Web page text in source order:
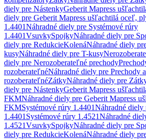
diely pre NástenkyGeberit Mapress
diely pre Geberit Mapress ušľachtilá oceľ,
1.4401Náhradné diely pre Systémové rúry
1.4401VsuvkySpojkyNáhradné diely pre
diely pre RedukcieKolenáNáhradné diely
kusyNáhradné diely pre T-kusy
diely pre Nerozoberateľné prechody
rozoberateľnéNáhradné diely pre Prechody
rozoberateľnéZátkyNáhradné diely pre
diely pre NástenkyGeberit Mapress
FKMNáhradné diely pre Geberit Mapress
FKMSystémové rúry 1.4401Náhradné diely
1.4401 Systémové rúry 1.4521Náhradné
1.4521VsuvkySpojkyNáhradné diely pre
diely pre RedukcieKolenáNáhradné diely